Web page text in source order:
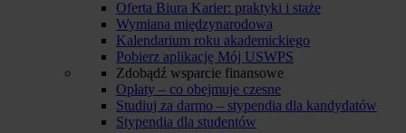
Oferta Biura Karier: praktyki i staże
Wymiana międzynarodowa
Kalendarium roku akademickiego
Pobierz aplikację Mój USWPS
Zdobądź wsparcie finansowe
Opłaty – co obejmuje czesne
Studiuj za darmo – stypendia dla kandydatów
Stypendia dla studentów